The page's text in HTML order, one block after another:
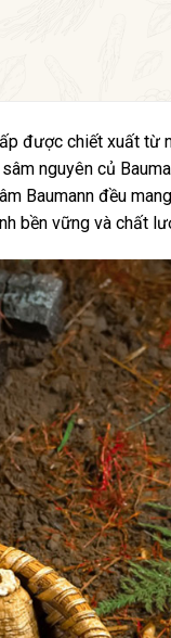
được chiết xuất từ
nguyên củ
Baumann đều
bền vững và chất